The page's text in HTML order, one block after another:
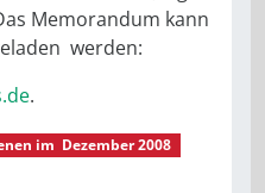
Memorandum kann
werden:
.
im Dezember 2008